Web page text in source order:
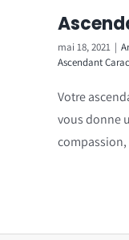
mai 18, 2021 |
Ascendant
Votre
vous donne
compassion,